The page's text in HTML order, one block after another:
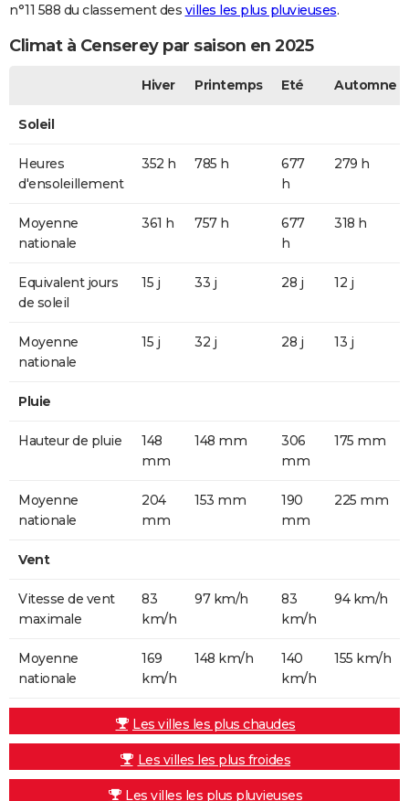
n°11 588 du classement des villes les plus pluvieuses.
Climat à Censerey par saison en 2025
Hiver Printemps Eté Automne
Soleil
Heures
d'ensoleillement
352 h 785 h
677
h
279 h
Moyenne
nationale
361 h 757 h
677
h
318 h
Equivalent jours
de soleil
15 j 33 j 28 j 12 j
Moyenne
nationale
15 j 32 j 28 j 13 j
Pluie
Hauteur de pluie
148
mm
148 mm
306
mm
175 mm
Moyenne
nationale
204
mm
153 mm
190
mm
225 mm
Vent
Vitesse de vent
maximale
83
km/h
97 km/h
83
km/h
94 km/h
Moyenne
nationale
169
km/h
148 km/h
140
km/h
155 km/h
Les villes les plus chaudes
Les villes les plus froides
Les villes les plus pluvieuses